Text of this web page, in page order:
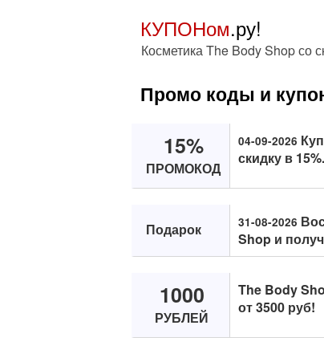
КУПОНом.ру!
Косметика The Body Shop со
Промо коды и
15%
ПРОМОКОД
04-09-2026
скидку в 15%.
Подарок 31-08-2026
Shop и
1000
РУБЛЕЙ
The Body
от 3500 руб!